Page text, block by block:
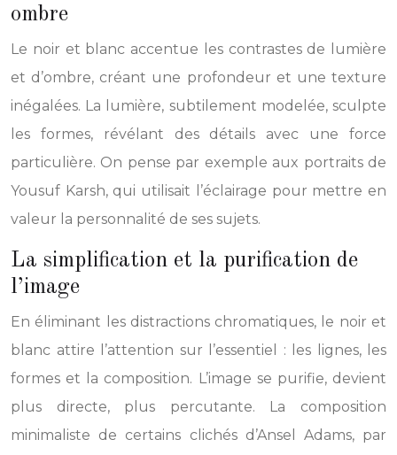
ombre
Le noir et blanc accentue les contrastes de lumière
et d’ombre, créant une profondeur et une texture
inégalées. La lumière, subtilement modelée, sculpte
les formes, révélant des détails avec une force
particulière. On pense par exemple aux portraits de
Yousuf Karsh, qui utilisait l’éclairage pour mettre en
valeur la personnalité de ses sujets.
La simplification et la purification de
l’image
En éliminant les distractions chromatiques, le noir et
blanc attire l’attention sur l’essentiel : les lignes, les
formes et la composition. L’image se purifie, devient
plus directe, plus percutante. La composition
minimaliste de certains clichés d’Ansel Adams, par